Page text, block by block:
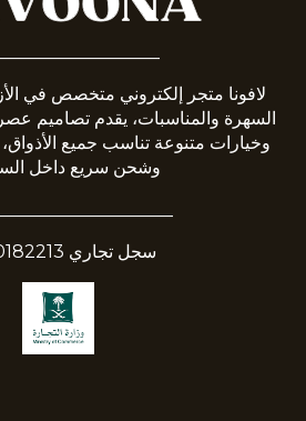
لافونا متجر إلكتروني متخصص في
السهرة والمناسبات، يقدم تصاميم
وخيارات متنوعة تناسب جميع
وشحن سريع داخل
سجل تجاري 4030182213